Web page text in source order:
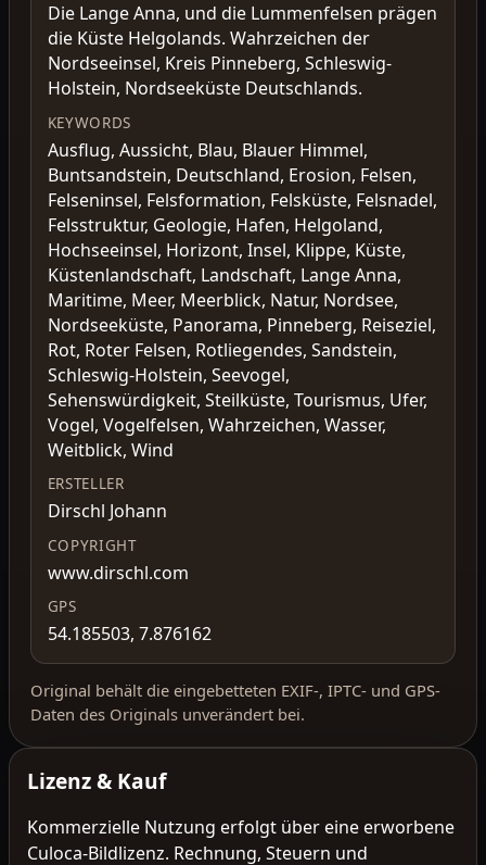
Die Lange Anna, und die Lummenfelsen prägen
die Küste Helgolands. Wahrzeichen der
Nordseeinsel, Kreis Pinneberg, Schleswig-
Holstein, Nordseeküste Deutschlands.
KEYWORDS
Ausflug, Aussicht, Blau, Blauer Himmel,
Buntsandstein, Deutschland, Erosion, Felsen,
Felseninsel, Felsformation, Felsküste, Felsnadel,
Felsstruktur, Geologie, Hafen, Helgoland,
Hochseeinsel, Horizont, Insel, Klippe, Küste,
Küstenlandschaft, Landschaft, Lange Anna,
Maritime, Meer, Meerblick, Natur, Nordsee,
Nordseeküste, Panorama, Pinneberg, Reiseziel,
Rot, Roter Felsen, Rotliegendes, Sandstein,
Schleswig-Holstein, Seevogel,
Sehenswürdigkeit, Steilküste, Tourismus, Ufer,
Vogel, Vogelfelsen, Wahrzeichen, Wasser,
Weitblick, Wind
ERSTELLER
Dirschl Johann
COPYRIGHT
www.dirschl.com
GPS
54.185503, 7.876162
Original behält die eingebetteten EXIF-, IPTC- und GPS-
Daten des Originals unverändert bei.
Lizenz & Kauf
Kommerzielle Nutzung erfolgt über eine erworbene
Culoca-Bildlizenz. Rechnung, Steuern und